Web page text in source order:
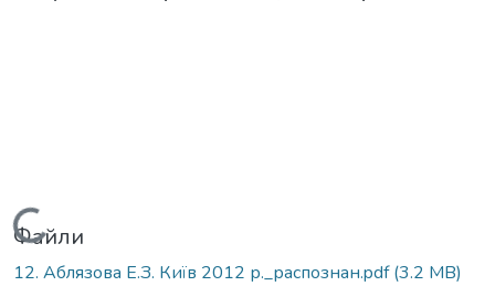
Вантажиться...
Файли
12. Аблязова Е.З. Київ 2012 р._распознан.pdf(3.2 MB)